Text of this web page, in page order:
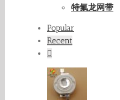
特氟龙网带
Popular
Recent